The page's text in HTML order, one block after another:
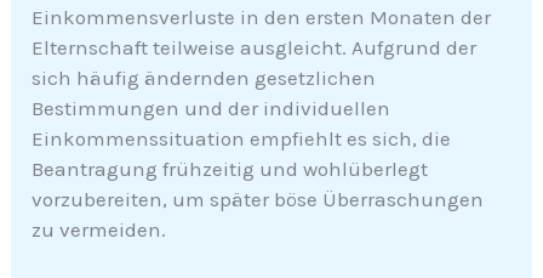
Einkommensverluste in den ersten Monaten der
Elternschaft teilweise ausgleicht. Aufgrund der
sich häufig ändernden gesetzlichen
Bestimmungen und der individuellen
Einkommenssituation empfiehlt es sich, die
Beantragung frühzeitig und wohlüberlegt
vorzubereiten, um später böse Überraschungen
zu vermeiden.